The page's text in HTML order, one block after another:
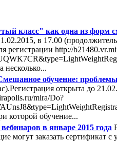
класс" как одна из форм
в 17.00
регистрации http://
несколько...
обучение:
открыта до
mira/Do?
которой обучение...
в январе 2015 года
могут заказать сертификат с